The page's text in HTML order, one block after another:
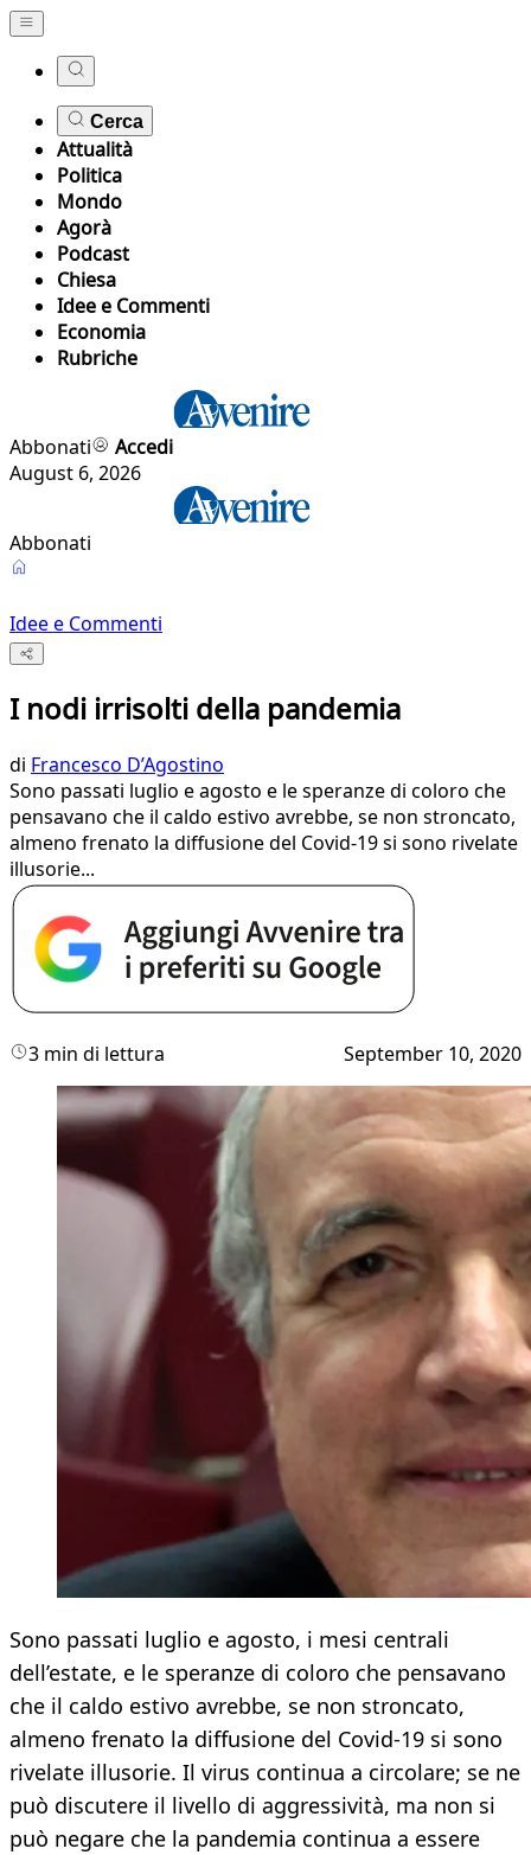
Cerca
Attualità
Politica
Mondo
Agorà
Podcast
Chiesa
Idee e Commenti
Economia
Rubriche
Abbonati
Accedi
August 6, 2026
Abbonati
Idee e Commenti
I nodi irrisolti della pandemia
di Francesco D’Agostino
Sono passati luglio e agosto e le speranze di coloro che
pensavano che il caldo estivo avrebbe, se non stroncato,
almeno frenato la diffusione del Covid-19 si sono rivelate
illusorie...
3 min di lettura September 10, 2020
Sono passati luglio e agosto, i mesi centrali
dell’estate, e le speranze di coloro che pensavano
che il caldo estivo avrebbe, se non stroncato,
almeno frenato la diffusione del Covid-19 si sono
rivelate illusorie. Il virus continua a circolare; se ne
può discutere il livello di aggressività, ma non si
può negare che la pandemia continua a essere